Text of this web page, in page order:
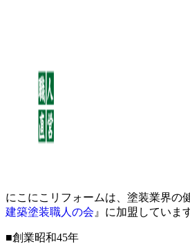
にこにこリフォームは、塗装業界の
建築塗装職人の会 』に加盟していま
■創業昭和45年